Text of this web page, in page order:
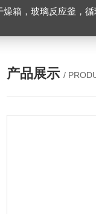
玻璃反应釜，循环水真空泵
产品展示 /